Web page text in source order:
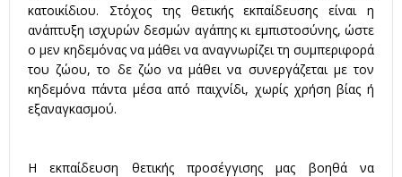
κατοικίδιου. Στόχος της θετικής εκπαίδευσης είναι η
ανάπτυξη ισχυρών δεσμών αγάπης κι εμπιστοσύνης, ώστε
ο μεν κηδεμόνας να μάθει να αναγνωρίζει τη συμπεριφορά
του ζώου, το δε ζώο να μάθει να συνεργάζεται με τον
κηδεμόνα πάντα μέσα από παιχνίδι, χωρίς χρήση βίας ή
εξαναγκασμού.
Η εκπαίδευση θετικής προσέγγισης μας βοηθά να